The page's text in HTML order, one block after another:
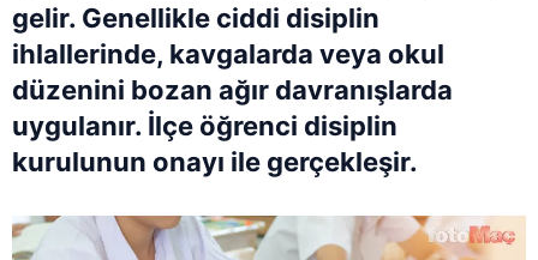
gelir. Genellikle ciddi disiplin
ihlallerinde, kavgalarda veya okul
düzenini bozan ağır davranışlarda
uygulanır. İlçe öğrenci disiplin
kurulunun onayı ile gerçekleşir.